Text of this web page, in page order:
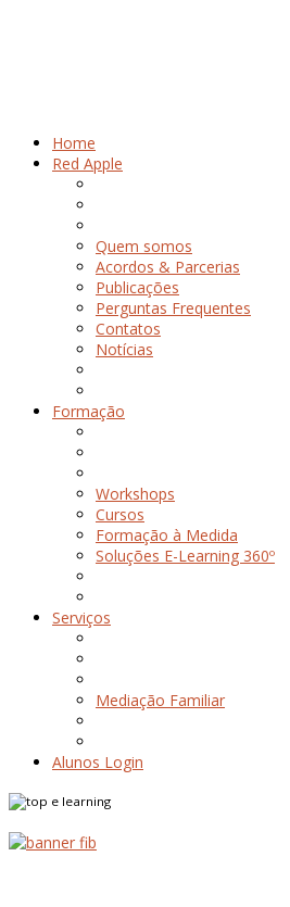
Home
Red Apple
Quem somos
Acordos & Parcerias
Publicações
Perguntas Frequentes
Contatos
Notícias
Formação
Workshops
Cursos
Formação à Medida
Soluções E-Learning 360º
Serviços
Mediação Familiar
Alunos Login